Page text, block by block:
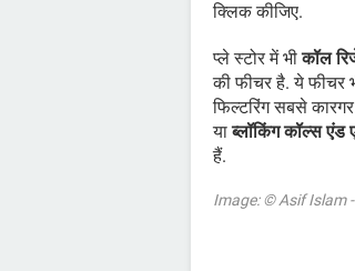
क्लिक कीजिए.
प्ले स्टोर में भीकॉल
की फीचर है. ये फीचर
फिल्टरिंग सबसे
याब्लॉकिंग कॉल्स एंड
हैं.
Image: © Asif Islam